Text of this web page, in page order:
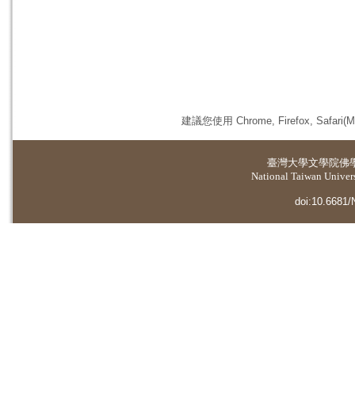
建議您使用 Chrome, Firefox,
臺灣大學文學院佛
National Taiwan
doi:10.6681/